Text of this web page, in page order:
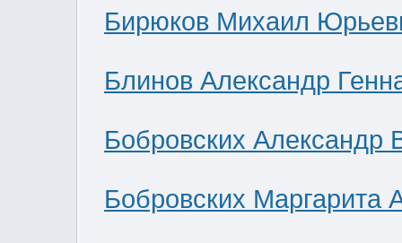
Бирюков Михаил
Блинов Александр
Бобровских Александр
Бобровских Маргарита